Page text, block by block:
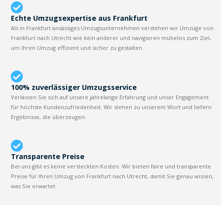
Echte Umzugsexpertise aus Frankfurt
Als in Frankfurt ansässiges Umzugsunternehmen verstehen wir Umzüge von
Frankfurt nach Utrecht wie kein anderer und navigieren mühelos zum Ziel,
um Ihren Umzug effizient und sicher zu gestalten.
100% zuverlässiger Umzugsservice
Verlassen Sie sich auf unsere jahrelange Erfahrung und unser Engagement
für höchste Kundenzufriedenheit. Wir stehen zu unserem Wort und liefern
Ergebnisse, die überzeugen.
Transparente Preise
Bei uns gibt es keine versteckten Kosten. Wir bieten faire und transparente
Preise für Ihren Umzug von Frankfurt nach Utrecht, damit Sie genau wissen,
was Sie erwartet.